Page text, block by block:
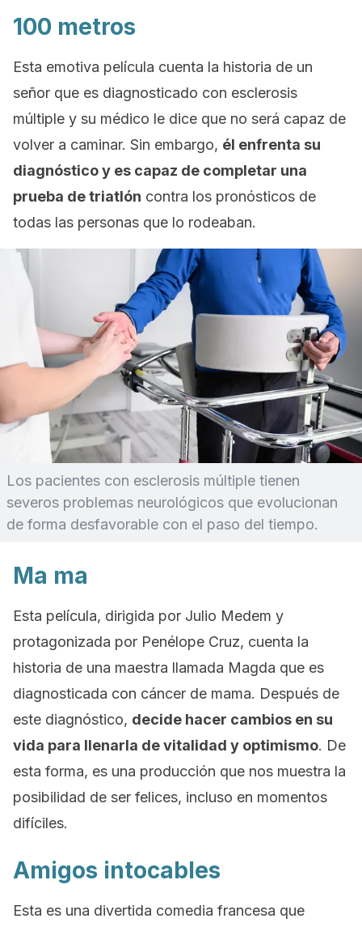
100 metros
Esta emotiva película cuenta la historia de un
señor que es diagnosticado con esclerosis
múltiple y su médico le dice que no será capaz de
volver a caminar. Sin embargo, él enfrenta su
diagnóstico y es capaz de completar una
prueba de triatlón contra los pronósticos de
todas las personas que lo rodeaban.
Los pacientes con esclerosis múltiple tienen
severos problemas neurológicos que evolucionan
de forma desfavorable con el paso del tiempo.
Ma ma
Esta película, dirigida por Julio Medem y
protagonizada por Penélope Cruz, cuenta la
historia de una maestra llamada Magda que es
diagnosticada con cáncer de mama. Después de
este diagnóstico, decide hacer cambios en su
vida para llenarla de vitalidad y optimismo. De
esta forma, es una producción que nos muestra la
posibilidad de ser felices, incluso en momentos
difíciles.
Amigos intocables
Esta es una divertida comedia francesa que